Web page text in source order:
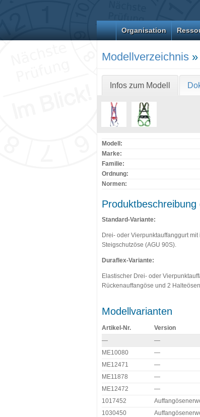
Organisation
Modellverzeichnis
Infos zum Modell
Modell:
Marke:
Familie:
Ordnung:
Normen:
Standard-Variante:
Drei- oder Vierpunktauffanggurt
Steigschutzöse (AGU 90S).
Duraflex-Variante:
Elastischer Drei- oder
Rückenauffangöse und 2
Modellvarianten
Artikel-Nr. Version
—
—
ME10080
—
ME12471
—
ME11878
—
ME12472
—
1017452
1030450